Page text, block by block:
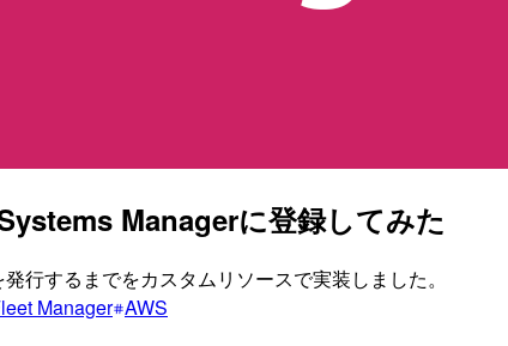
Managerに登録してみた
行するまでをカスタムリソースで実装しました。
Manager AWS